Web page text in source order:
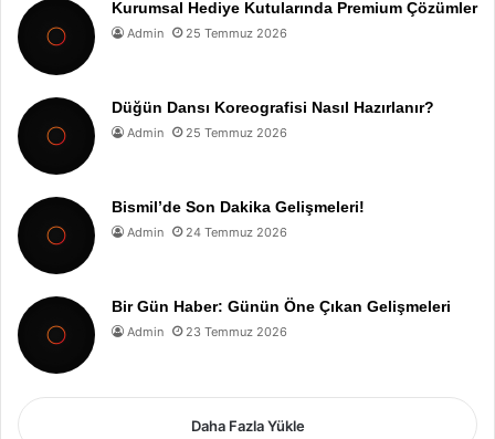
Kurumsal Hediye Kutularında Premium Çözümler
Admin 25 Temmuz 2026
Düğün Dansı Koreografisi Nasıl Hazırlanır?
Admin 25 Temmuz 2026
Bismil’de Son Dakika Gelişmeleri!
Admin 24 Temmuz 2026
Bir Gün Haber: Günün Öne Çıkan Gelişmeleri
Admin 23 Temmuz 2026
Daha Fazla Yükle